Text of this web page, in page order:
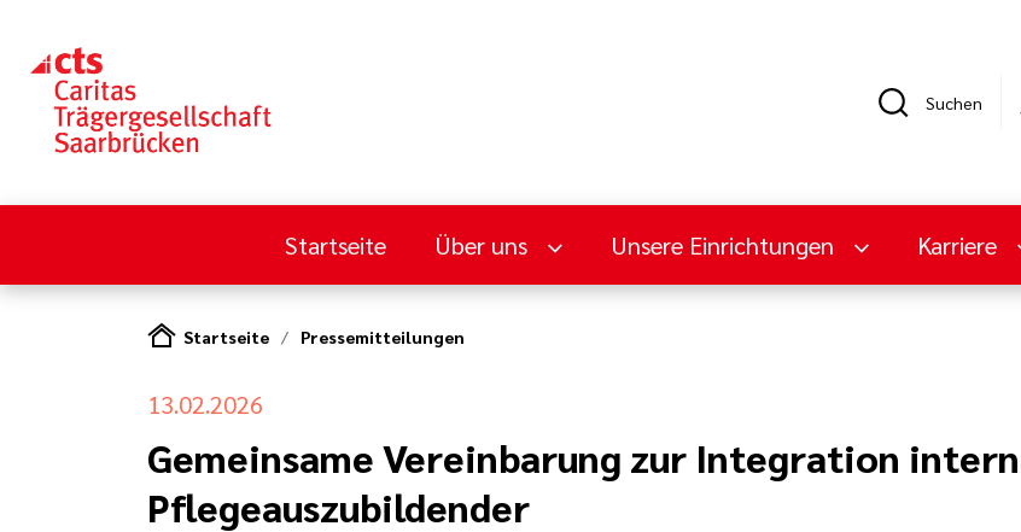
Suchen
Startseite Über uns Unsere Einrichtungen Karriere
Startseite Pressemitteilungen
13.02.2026
Gemeinsame Vereinbarung zur Integration
Pflegeauszubildender